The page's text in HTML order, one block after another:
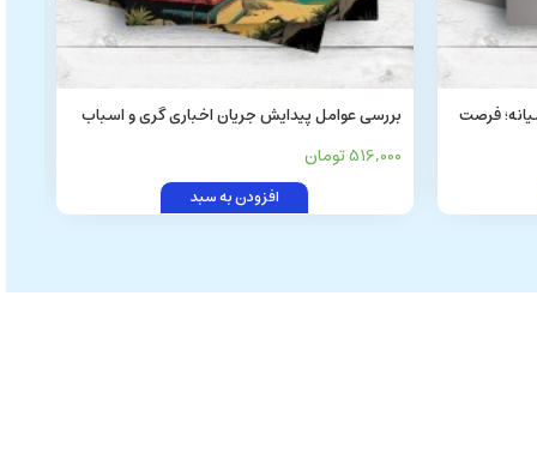
فرصت
بررسی عوامل پیدایش جریان اخباری گری و اسباب
شکست آن
516,000 تومان
افزودن به سبد